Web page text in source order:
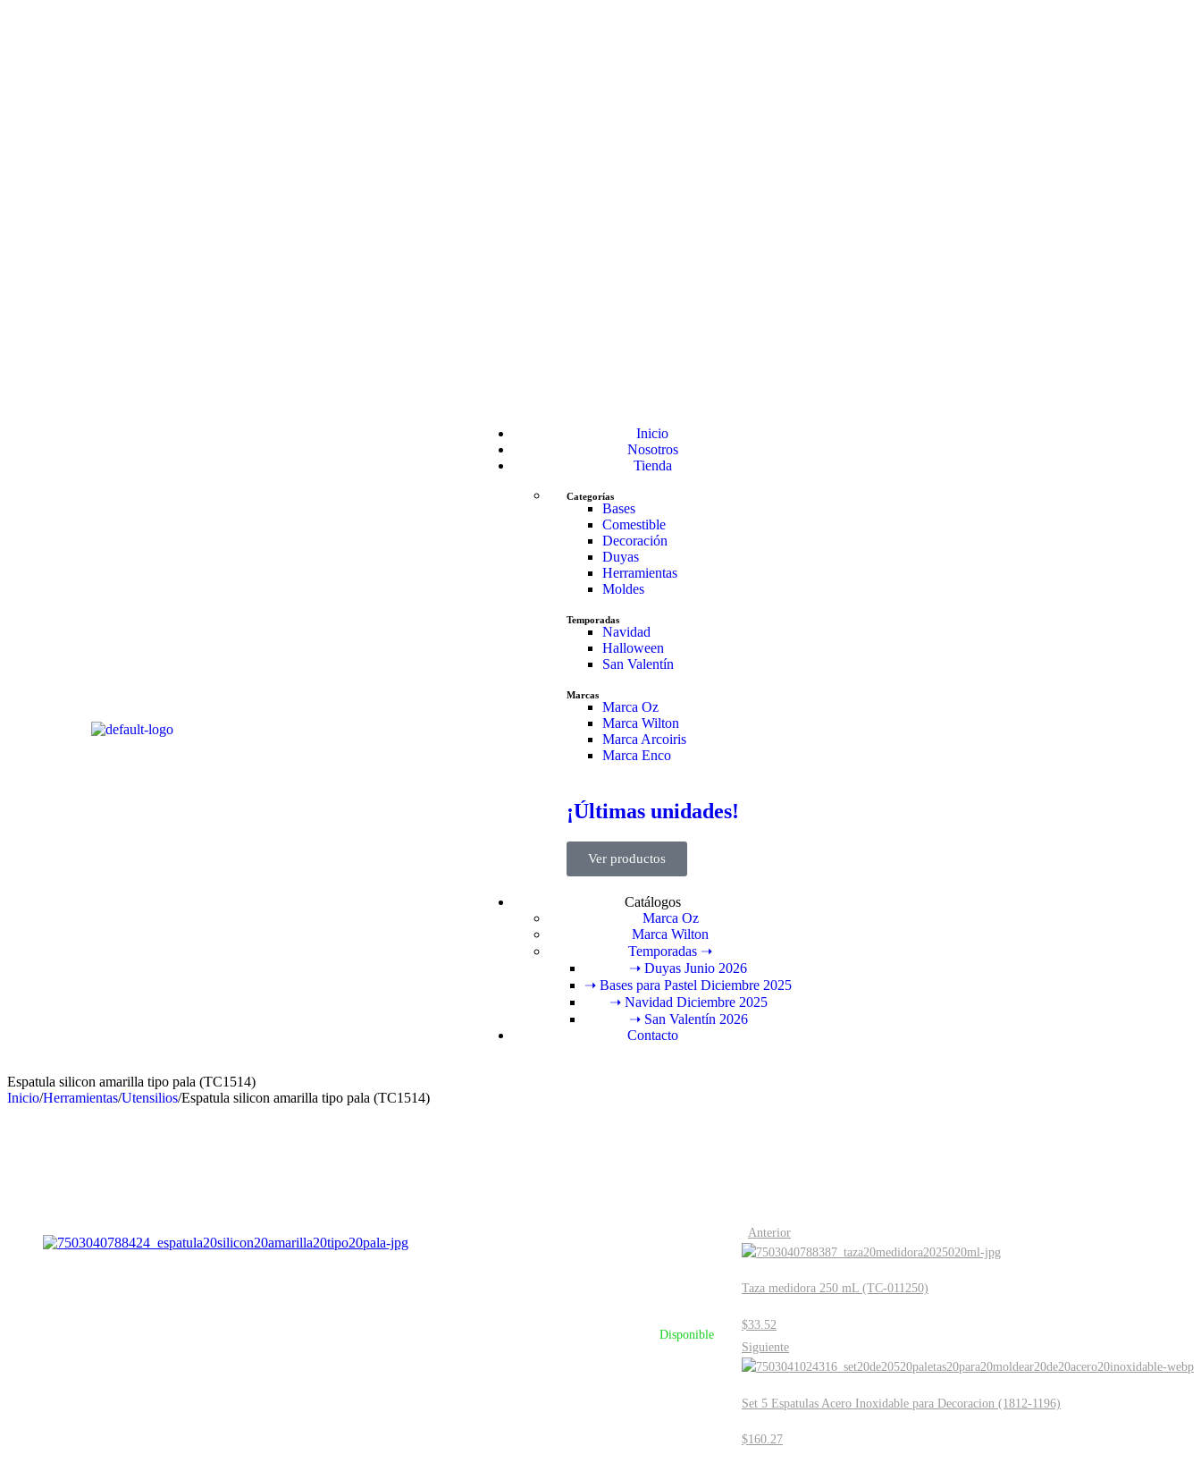
Inicio
Nosotros
Tienda
Categorías
Bases
Comestible
Decoración
Duyas
Herramientas
Moldes
Temporadas
Navidad
Halloween
San Valentín
Marcas
Marca Oz
Marca Wilton
Marca Arcoiris
Marca Enco
¡Últimas unidades!
Ver productos
Catálogos
Marca Oz
Marca Wilton
Temporadas ➝
➝ Duyas Junio 2026
➝ Bases para Pastel Diciembre 2025
➝ Navidad Diciembre 2025
➝ San Valentín 2026
Contacto
Espatula silicon amarilla tipo pala (TC1514)
Inicio/Herramientas/Utensilios/Espatula silicon amarilla tipo pala (TC1514)
Disponible
Anterior
Taza medidora 250 mL (TC-011250)
$33.52
Siguiente
Set 5 Espatulas Acero Inoxidable para Decoracion (1812-1196)
$160.27